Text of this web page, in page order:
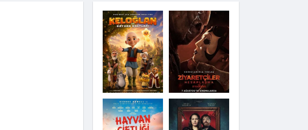
Hayvan Çiftliği
Karanlıktan Gelen
Şeytandan Satılık